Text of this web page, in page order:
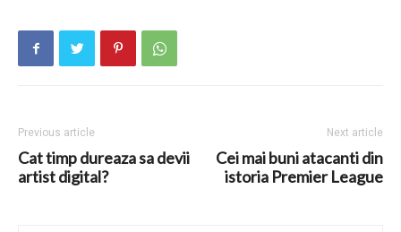
Previous article
Cat timp dureaza sa devii
artist digital?
Next article
Cei mai buni atacanti din
istoria Premier League